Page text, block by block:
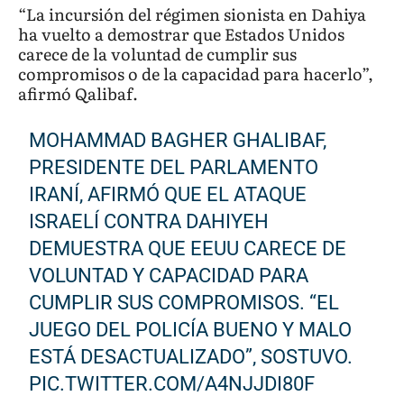
“La incursión del régimen sionista en Dahiya
ha vuelto a demostrar que Estados Unidos
carece de la voluntad de cumplir sus
compromisos o de la capacidad para hacerlo”,
afirmó Qalibaf.
MOHAMMAD BAGHER GHALIBAF,
PRESIDENTE DEL PARLAMENTO
IRANÍ, AFIRMÓ QUE EL ATAQUE
ISRAELÍ CONTRA DAHIYEH
DEMUESTRA QUE EEUU CARECE DE
VOLUNTAD Y CAPACIDAD PARA
CUMPLIR SUS COMPROMISOS. “EL
JUEGO DEL POLICÍA BUENO Y MALO
ESTÁ DESACTUALIZADO”, SOSTUVO.
PIC.TWITTER.COM/A4NJJDI80F